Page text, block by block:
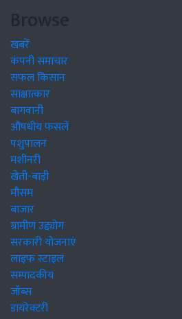
Browse
खबरें
कंपनी समाचार
सफल किसान
साक्षात्कार
बागवानी
औषधीय फसलें
पशुपालन
मशीनरी
खेती-बाड़ी
मौसम
बाजार
ग्रामीण उद्द्योग
सरकारी योजनाएं
लाइफ स्टाइल
सम्पादकीय
जॉब्स
डायरेक्टरी